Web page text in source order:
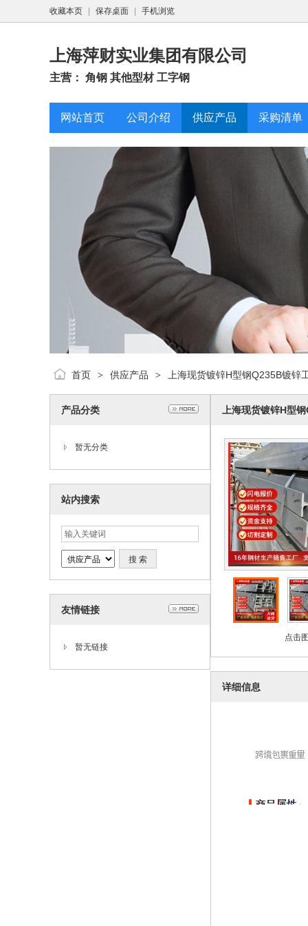
收藏本页 保存桌面 手机浏览
上海萍财实业集团有限公司
主营： 角钢 其他型材 工字钢
网站首页 公司介绍 供应产品 采购清单
首页 > 供应产品 > 上海现货镀锌H型钢Q235B镀锌
产品分类
暂无分类
站内搜索
友情链接
暂无链接
上海现货镀锌H型
点击
详细信息